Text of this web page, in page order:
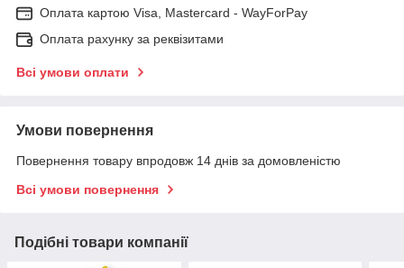
Оплата картою Visa, Mastercard - WayForPay
Оплата рахунку за реквізитами
Всі умови оплати
Умови повернення
Повернення товару впродовж 14 днів за домовленістю
Всі умови повернення
Подібні товари компанії